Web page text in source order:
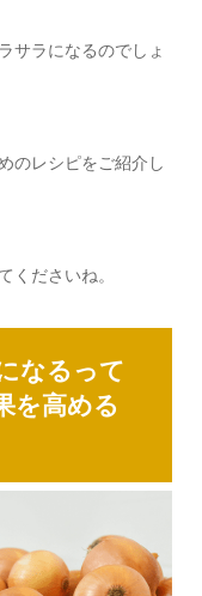
サラになるのでしょ
のレシピをご紹介し
くださいね。
なるって
を高める